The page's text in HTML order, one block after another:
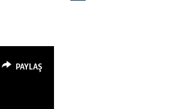
PAYLAŞ